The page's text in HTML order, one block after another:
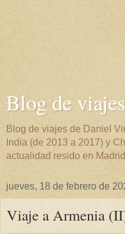
Blog de viajes
Blog de viajes de Daniel
India (de 2013 a 2017) y
actualidad resido en
jueves, 18 de febrero de
Viaje a Armenia